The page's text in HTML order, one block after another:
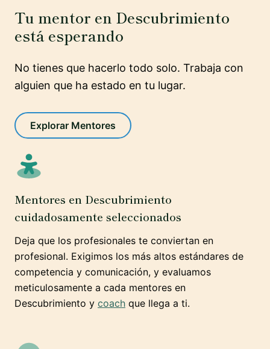
Tu mentor en Descubrimiento
está esperando
No tienes que hacerlo todo solo. Trabaja con
alguien que ha estado en tu lugar.
Explorar Mentores
Mentores en Descubrimiento
cuidadosamente seleccionados
Deja que los profesionales te conviertan en
profesional. Exigimos los más altos estándares de
competencia y comunicación, y evaluamos
meticulosamente a cada mentores en
Descubrimiento y coach que llega a ti.